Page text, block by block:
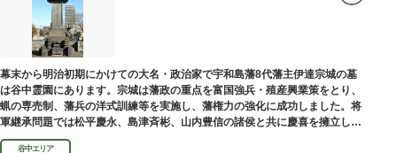
幕末から明治初期にかけての大名・政治家で宇和島藩8代藩主伊達宗城の墓
は谷中霊園にあります。宗城は藩政の重点を富国強兵・殖産興業策をとり、
蝋の専売制、藩兵の洋式訓練等を実施し、藩権力の強化に成功しました。将
軍継承問題では松平慶永、島津斉彬、山内豊信の諸侯と共に慶喜を擁立し
（幕末の四賢候といわれます）幕政改革を志す一橋派の有力メンバーとなっ
谷中エリア